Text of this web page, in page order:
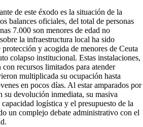
de este éxodo es la situación de la
balances oficiales, del total de personas
7.000 son menores de edad no
la infraestructura local ha sido
y acogida de menores de Ceuta
colapso institucional. Estas instalaciones,
recursos limitados para atender
multiplicada su ocupación hasta
en pocos días. Al estar amparados por
su devolución inmediata, su masiva
logística y el presupuesto de la
un complejo debate administrativo con el